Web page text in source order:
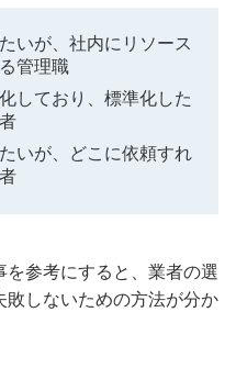
いが、社内にリソース
管理職
しており、標準化した
いが、どこに依頼すれ
を参考にすると、業者の選
敗しないための方法が分か